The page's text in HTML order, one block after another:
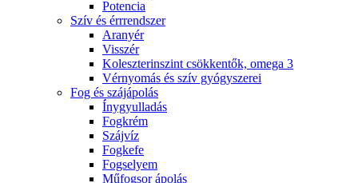
Potencia
Szív és érrrendszer
Aranyér
Visszér
Koleszterinszint csökkentők, omega 3
Vérnyomás és szív gyógyszerei
Fog és szájápolás
Í́nygyulladás
Fogkrém
Szájvíz
Fogkefe
Fogselyem
Műfogsor ápolás